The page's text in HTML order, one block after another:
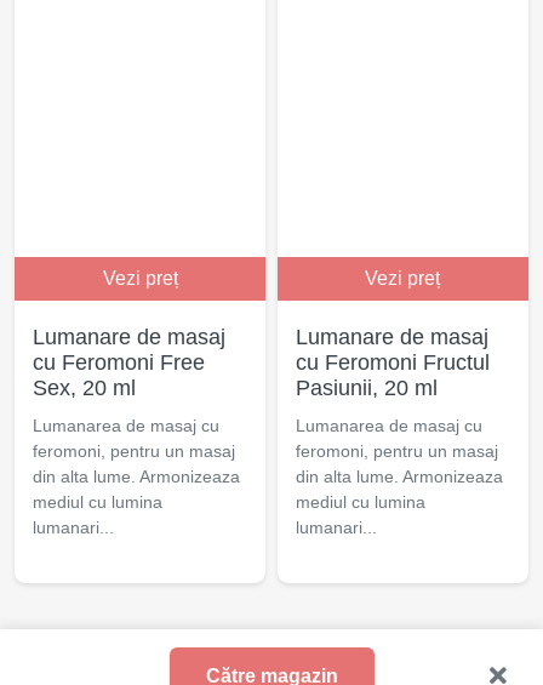
Vezi preț
Lumanare de masaj
cu Feromoni Free
Sex, 20 ml
Lumanarea de masaj cu
feromoni, pentru un masaj
din alta lume. Armonizeaza
mediul cu lumina
lumanari...
Vezi preț
Lumanare de masaj
cu Feromoni Fructul
Pasiunii, 20 ml
Lumanarea de masaj cu
feromoni, pentru un masaj
din alta lume. Armonizeaza
mediul cu lumina
lumanari...
Către magazin
© 2021 - 2025 Excita.ro